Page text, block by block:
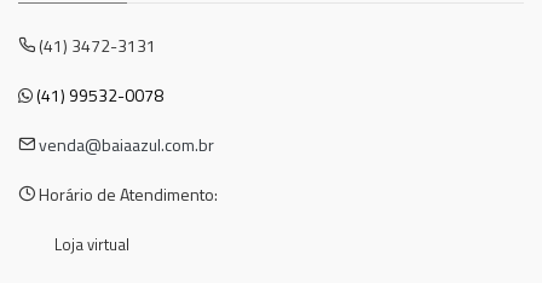
(41) 3472-3131
(41) 99532-0078
venda@baiaazul.com.br
Horário de Atendimento:
Loja virtual